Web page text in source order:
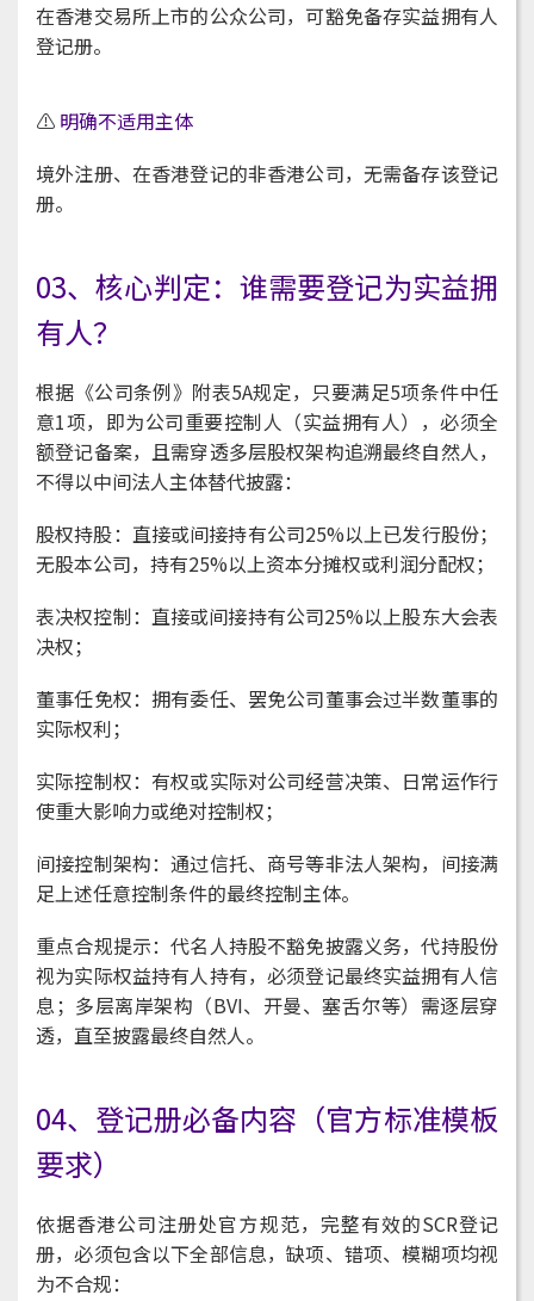
在香港交易所上市的公众公司，可豁免备存实益拥有人
登记册。
⚠️ 明确不适用主体
境外注册、在香港登记的非香港公司，无需备存该登记
册。
03、核心判定：谁需要登记为实益拥
有人？
根据《公司条例》附表5A规定，只要满足5项条件中任
意1项，即为公司重要控制人（实益拥有人），必须全
额登记备案，且需穿透多层股权架构追溯最终自然人，
不得以中间法人主体替代披露：
股权持股：直接或间接持有公司25%以上已发行股份；
无股本公司，持有25%以上资本分摊权或利润分配权；
表决权控制：直接或间接持有公司25%以上股东大会表
决权；
董事任免权：拥有委任、罢免公司董事会过半数董事的
实际权利；
实际控制权：有权或实际对公司经营决策、日常运作行
使重大影响力或绝对控制权；
间接控制架构：通过信托、商号等非法人架构，间接满
足上述任意控制条件的最终控制主体。
重点合规提示：代名人持股不豁免披露义务，代持股份
视为实际权益持有人持有，必须登记最终实益拥有人信
息；多层离岸架构（BVI、开曼、塞舌尔等）需逐层穿
透，直至披露最终自然人。
04、登记册必备内容（官方标准模板
要求）
依据香港公司注册处官方规范，完整有效的SCR登记
册，必须包含以下全部信息，缺项、错项、模糊项均视
为不合规：